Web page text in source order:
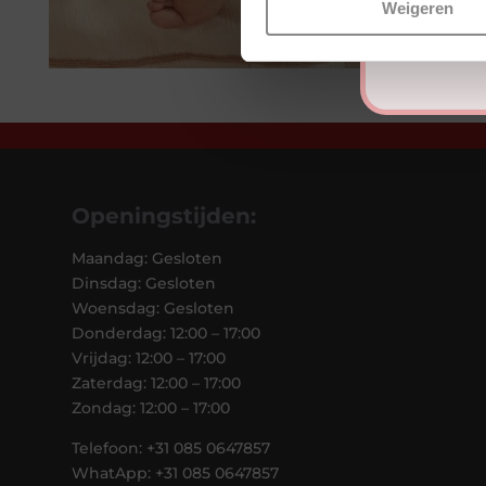
Weigeren
Openingstijden:
Maandag: Gesloten
Dinsdag: Gesloten
Woensdag: Gesloten
Donderdag: 12:00 – 17:00
Vrijdag: 12:00 – 17:00
Zaterdag: 12:00 – 17:00
Zondag: 12:00 – 17:00
Telefoon: +31 085 0647857
WhatApp: +31 085 0647857